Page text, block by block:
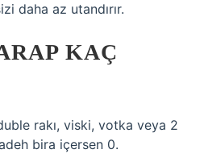
daha az utandırır.
KAÇ
rakı, viski, votka veya 2
bira içersen 0.